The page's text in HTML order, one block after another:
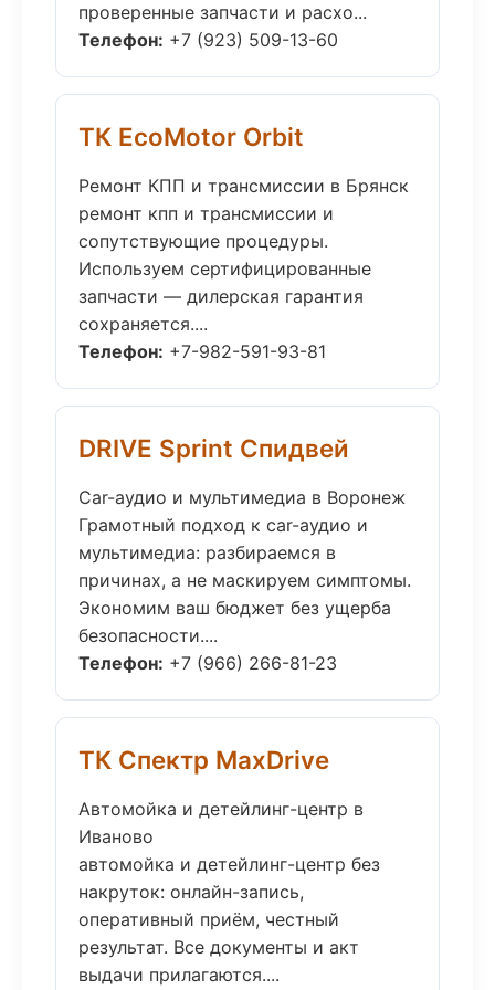
проверенные запчасти и расхо...
Телефон: +7 (923) 509-13-60
ТК EcoMotor Orbit
Ремонт КПП и трансмиссии в Брянск
ремонт кпп и трансмиссии и
сопутствующие процедуры.
Используем сертифицированные
запчасти — дилерская гарантия
сохраняется....
Телефон: +7-982-591-93-81
DRIVE Sprint Спидвей
Car-аудио и мультимедиа в Воронеж
Грамотный подход к car-аудио и
мультимедиа: разбираемся в
причинах, а не маскируем симптомы.
Экономим ваш бюджет без ущерба
безопасности....
Телефон: +7 (966) 266-81-23
ТК Спектр MaxDrive
Автомойка и детейлинг-центр в
Иваново
автомойка и детейлинг-центр без
накруток: онлайн-запись,
оперативный приём, честный
результат. Все документы и акт
выдачи прилагаются....